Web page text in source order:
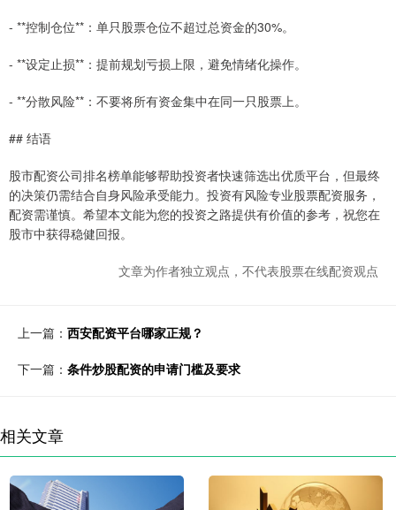
- **控制仓位**：单只股票仓位不超过总资金的30%。
- **设定止损**：提前规划亏损上限，避免情绪化操作。
- **分散风险**：不要将所有资金集中在同一只股票上。
## 结语
股市配资公司排名榜单能够帮助投资者快速筛选出优质平台，但最终
的决策仍需结合自身风险承受能力。投资有风险专业股票配资服务，
配资需谨慎。希望本文能为您的投资之路提供有价值的参考，祝您在
股市中获得稳健回报。
文章为作者独立观点，不代表股票在线配资观点
上一篇： 西安配资平台哪家正规？
下一篇： 条件炒股配资的申请门槛及要求
相关文章